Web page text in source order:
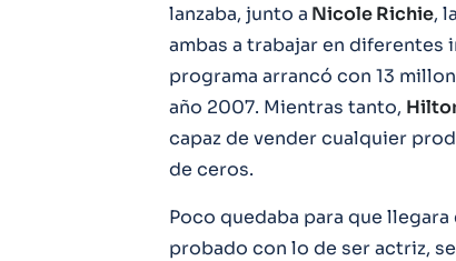
lanzaba, junto a Nicole Richie,
ambas a trabajar en diferentes
programa arrancó con 13
año 2007. Mientras tanto,
capaz de vender cualquier
de ceros.
Poco quedaba para que
probado con lo de ser actriz,